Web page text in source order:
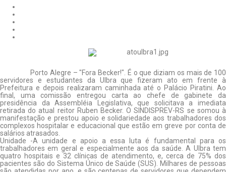
Porto Alegre – "Fora Becker!". É o que diziam os mais de 100
servidores e estudantes da Ulbra que fizeram ato em frente à
Prefeitura e depois realizaram caminhada até o Palácio Piratini. Ao
final, uma comissão entregou carta ao chefe de gabinete da
presidência da Assembléia Legislativa, que solicitava a imediata
retirada do atual reitor Ruben Becker. O SINDISPREV-RS se somou à
manifestação e prestou apoio e solidariedade aos trabalhadores dos
complexos hospitalar e educacional que estão em greve por conta de
salários atrasados.
Unidade -A unidade e apoio a essa luta é fundamental para os
trabalhadores em geral e especialmente aos da saúde. A Ulbra tem
quatro hospitais e 32 clínicas de atendimento, e, cerca de 75% dos
pacientes são do Sistema Único de Saúde (SUS). Milhares de pessoas